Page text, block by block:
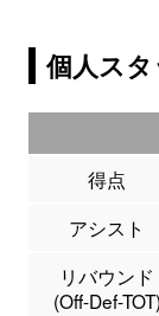
個人ス
得点
アシスト
リバウンド
(Off-Def-TOT)